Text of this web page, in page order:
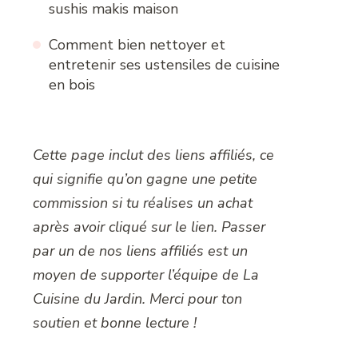
sushis makis maison
Comment bien nettoyer et
entretenir ses ustensiles de cuisine
en bois
Cette page inclut des liens affiliés, ce
qui signifie qu’on gagne une petite
commission si tu réalises un achat
après avoir cliqué sur le lien. Passer
par un de nos liens affiliés est un
moyen de supporter l’équipe de La
Cuisine du Jardin. Merci pour ton
soutien et bonne lecture !